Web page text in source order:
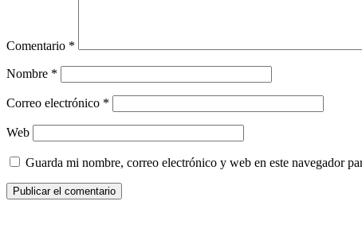
Comentario *
Nombre *
Correo electrónico *
Web
Guarda mi nombre, correo electrónico y web en este navegador